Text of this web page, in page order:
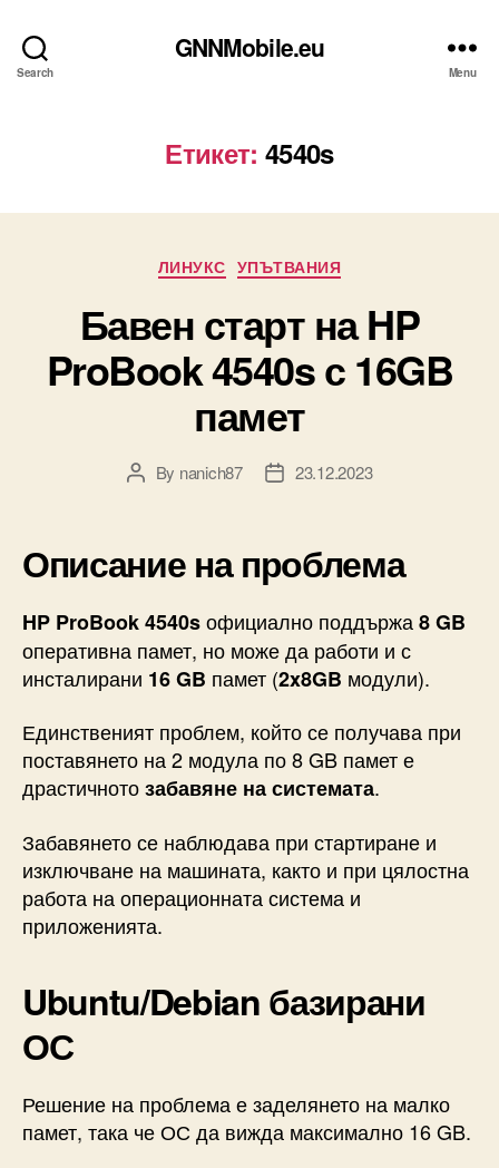
Search
GNNMobile.eu
Menu
Етикет: 4540s
Categories
ЛИНУКС УПЪТВАНИЯ
Бавен старт на HP
ProBook 4540s с 16GB
памет
PostBy nanich87
Post23.12.2023
Описание на проблема
HP ProBook 4540sофициално поддържа8 GB
оперативна памет, но може да работи и с
инсталирани 16 GB памет (2x8GB модули).
Единственият проблем, който се получава при
поставянето на 2 модула по 8 GB памет е
драстичнотозабавяне на системата.
Забавянето се наблюдава при стартиране и
изключване на машината, както и при цялостна
работа на операционната система и
приложенията.
Ubuntu/Debian базирани
ОС
Решение на проблема е заделянето на малко
памет, така че ОС да вижда максимално 16 GB.